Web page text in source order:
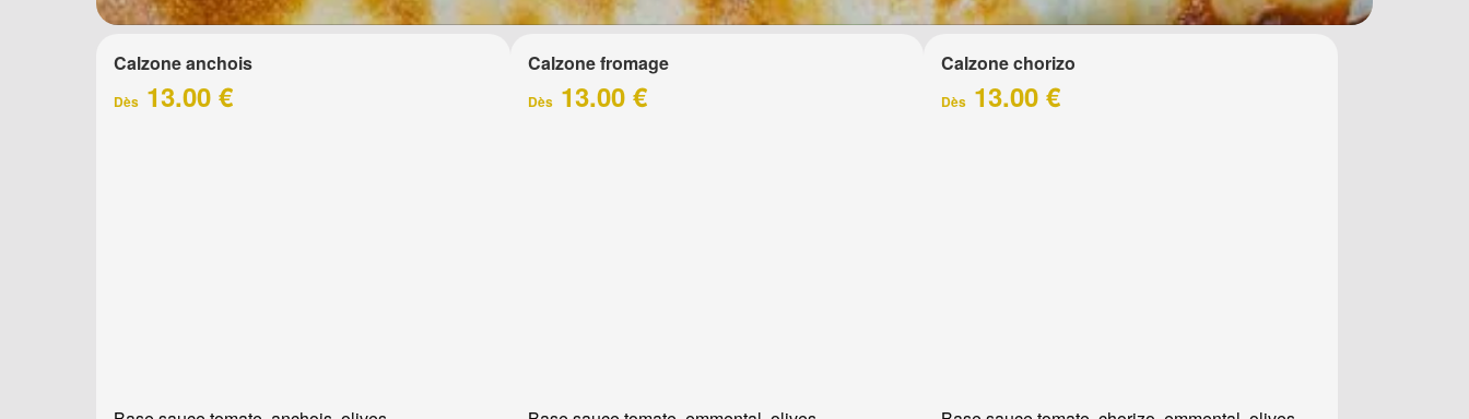
Calzone anchois
Dès 13.00 €
Calzone fromage
Dès13.00 €
Calzone chorizo
Dès 13.00 €